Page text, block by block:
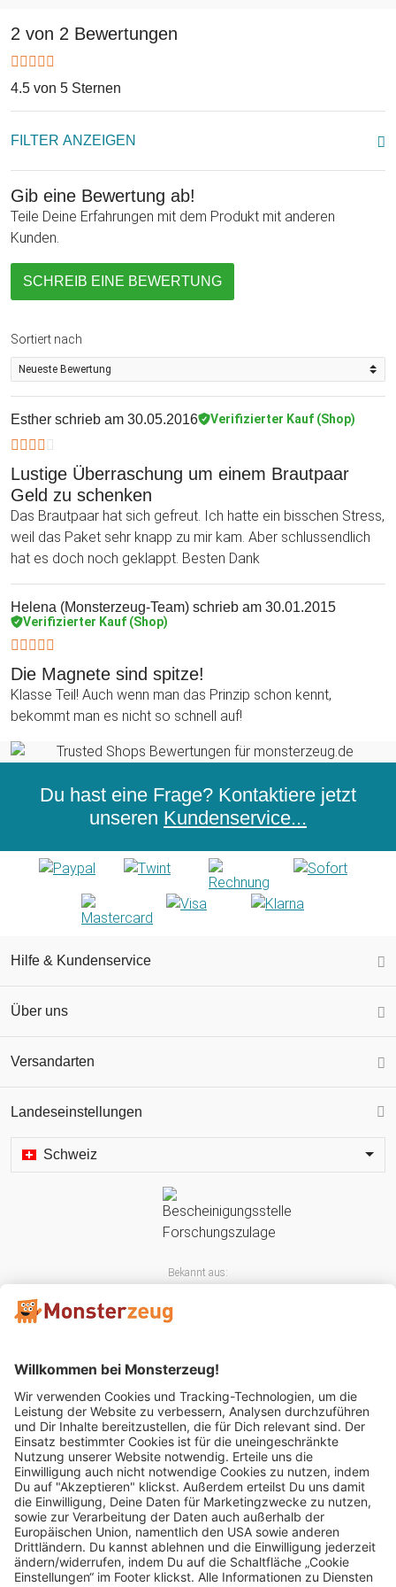
Liebestauben Gravur ist die ideale Geschenkidee, um
Geldgeschenke clever und trickreich zu verpacken!
2 von 2 Bewertungen
4.5 von 5 Sternen
FILTER ANZEIGEN
Gib eine Bewertung ab!
Teile Deine Erfahrungen mit dem Produkt mit anderen
Kunden.
SCHREIB EINE BEWERTUNG
Sortiert nach
Esther schrieb am 30.05.2016 Verifizierter Kauf (Shop)
Lustige Überraschung um einem Brautpaar
Geld zu schenken
Das Brautpaar hat sich gefreut. Ich hatte ein bisschen Stress,
weil das Paket sehr knapp zu mir kam. Aber schlussendlich
hat es doch noch geklappt. Besten Dank
Helena (Monsterzeug-Team) schrieb am 30.01.2015
Verifizierter Kauf (Shop)
Die Magnete sind spitze!
Klasse Teil! Auch wenn man das Prinzip schon kennt,
bekommt man es nicht so schnell auf!
Du hast eine Frage? Kontaktiere jetzt
unseren Kundenservice...
Hilfe & Kundenservice
Über uns
Versandarten
Landeseinstellungen
Schweiz
Bekannt aus:
Mitglied im: